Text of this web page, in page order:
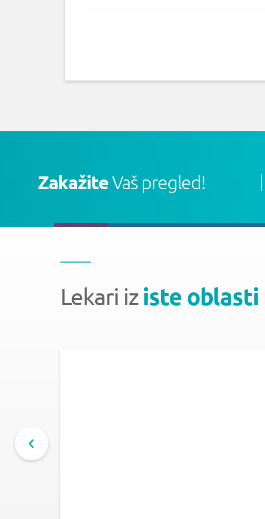
ZakažiteVaš pregled!
Lekari iziste oblasti